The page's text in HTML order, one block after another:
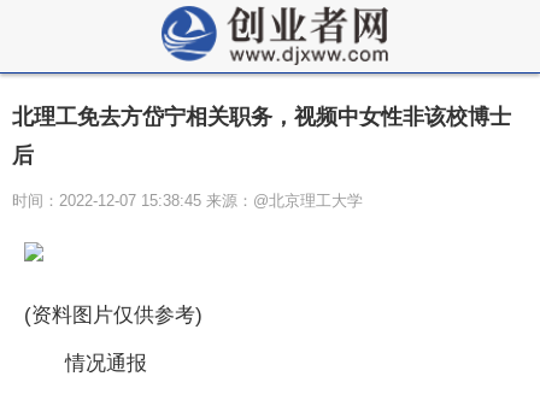
北理工免去方岱宁相关职务，视频中女性非该校博士
后
时间：2022-12-07 15:38:45 来源：@ 北京理工大学
(资料图片仅供参考)
情况通报